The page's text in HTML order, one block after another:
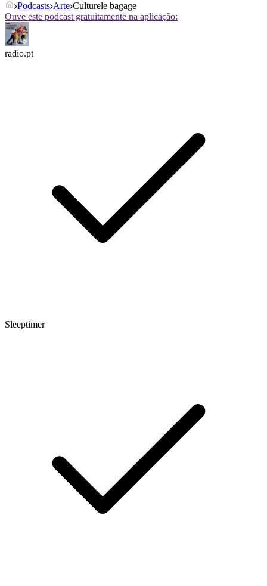
Podcasts Arte Culturele bagage
Ouve este podcast gratuitamente na aplicação:
radio.pt
Sleeptimer